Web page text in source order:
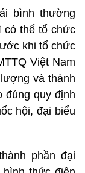
bình thường
có thể tổ chức
khi tổ chức
Việt Nam
và thành
đúng quy định
hội, đại biểu
phần đại